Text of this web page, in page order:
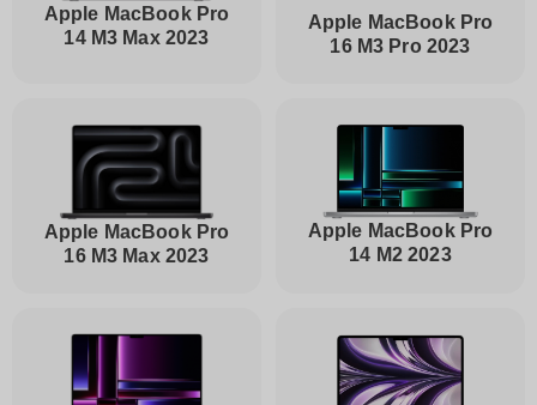
Apple MacBook Pro
14 M3 Max 2023
Apple MacBook Pro
16 M3 Pro 2023
Apple MacBook Pro
16 M3 Max 2023
Apple MacBook Pro
14 M2 2023